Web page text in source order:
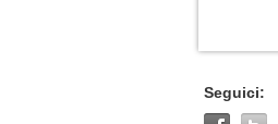
Seguici: